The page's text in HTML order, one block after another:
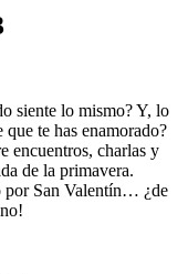
siente lo mismo? Y, lo
te has enamorado?
encuentros, charlas y
de la primavera.
por San Valentín… ¿de